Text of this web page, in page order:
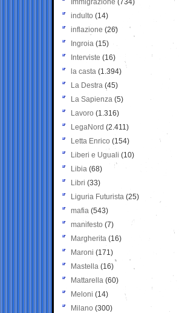
Immigrazione (734)
indulto (14)
inflazione (26)
Ingroia (15)
Interviste (16)
la casta (1.394)
La Destra (45)
La Sapienza (5)
Lavoro (1.316)
LegaNord (2.411)
Letta Enrico (154)
Liberi e Uguali (10)
Libia (68)
Libri (33)
Liguria Futurista (25)
mafia (543)
manifesto (7)
Margherita (16)
Maroni (171)
Mastella (16)
Mattarella (60)
Meloni (14)
Milano (300)